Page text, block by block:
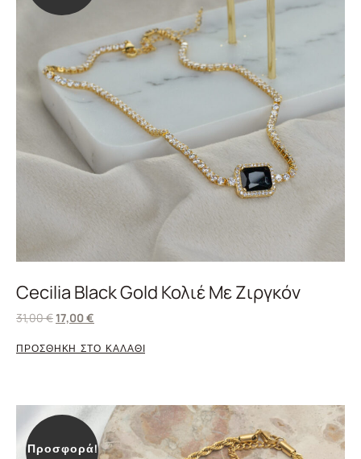
Cecilia Black Gold Κολιέ Με Ζιργκόν
31,00€ 17,00€
ΠΡΟΣΘΗΚΗ ΣΤΟ ΚΑΛΑΘΙ
Προσφορά!